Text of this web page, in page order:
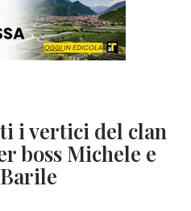
i vertici del clan
boss Michele e